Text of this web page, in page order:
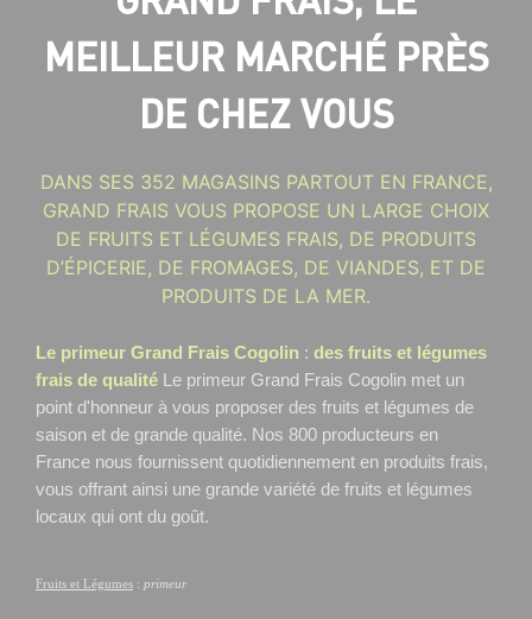
MEILLEUR MARCHÉ PRÈS
DE CHEZ VOUS
DANS SES 352 MAGASINS PARTOUT EN FRANCE,
GRAND FRAIS VOUS PROPOSE UN LARGE CHOIX
DE FRUITS ET LÉGUMES FRAIS, DE PRODUITS
D’ÉPICERIE, DE FROMAGES, DE VIANDES, ET DE
PRODUITS DE LA MER.
Le primeur Grand Frais Cogolin : des fruits et légumes
frais de qualité Le primeur Grand Frais Cogolin met un
point d'honneur à vous proposer des fruits et légumes de
saison et de grande qualité. Nos 800 producteurs en
France nous fournissent quotidiennement en produits frais,
vous offrant ainsi une grande variété de fruits et légumes
locaux qui ont du goût.
Fruits et Légumes : primeur